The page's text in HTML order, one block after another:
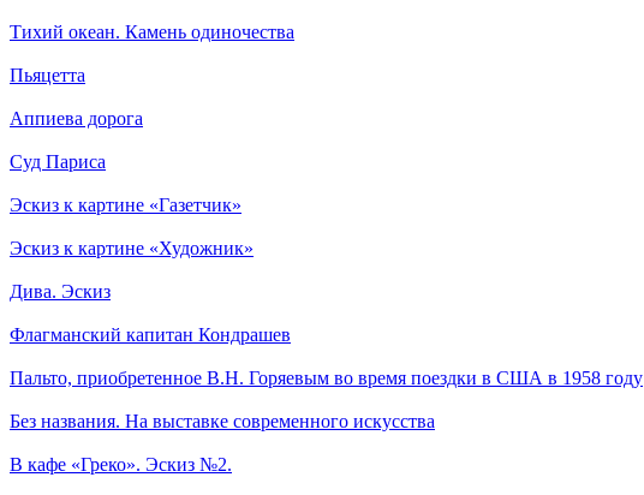
Тихий океан. Камень одиночества
Пьяцетта
Аппиева дорога
Суд Париса
Эскиз к картине «Газетчик»
Эскиз к картине «Художник»
Дива. Эскиз
Флагманский капитан Кондрашев
Пальто, приобретенное В.Н. Горяевым во время поездки в США в 1958 году
Без названия. На выставке современного искусства
В кафе «Греко». Эскиз №2.